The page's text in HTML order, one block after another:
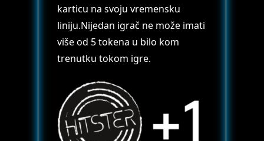
karticu na svoju vremensku
liniju.Nijedan igrač ne može imati
više od 5 tokena u bilo kom
trenutku tokom igre.